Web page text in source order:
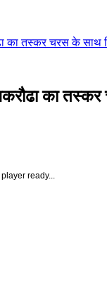
का तस्कर चरस के साथ
का
player ready...